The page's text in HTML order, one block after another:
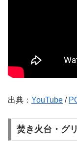
出典： YouTube /
焚き火台・グ